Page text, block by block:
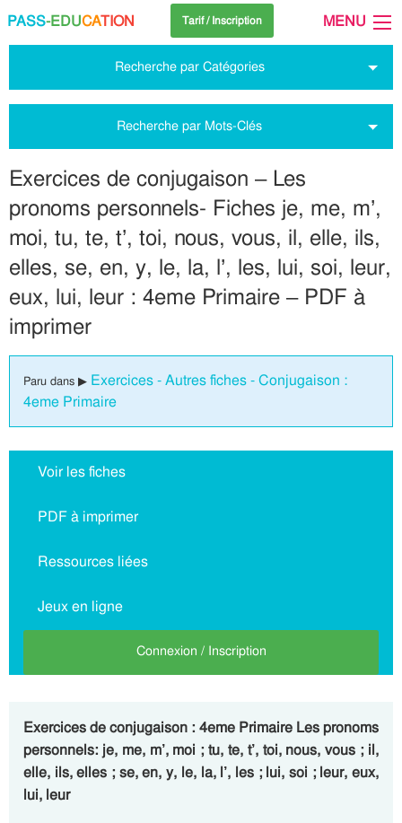
PASS-EDUCATION Tarif / Inscription MENU
Recherche par Catégories
Recherche par Mots-Clés
Exercices de conjugaison – Les
pronoms personnels- Fiches je, me, m’,
moi, tu, te, t’, toi, nous, vous, il, elle, ils,
elles, se, en, y, le, la, l’, les, lui, soi, leur,
eux, lui, leur : 4eme Primaire – PDF à
imprimer
Paru dans ▶ Exercices - Autres fiches - Conjugaison :
4eme Primaire
Voir les fiches
PDF à imprimer
Ressources liées
Jeux en ligne
Connexion / Inscription
Exercices de conjugaison : 4eme Primaire Les pronoms
personnels: je, me, m’, moi ; tu, te, t’, toi, nous, vous ; il,
elle, ils, elles ; se, en, y, le, la, l’, les ; lui, soi ; leur, eux,
lui, leur